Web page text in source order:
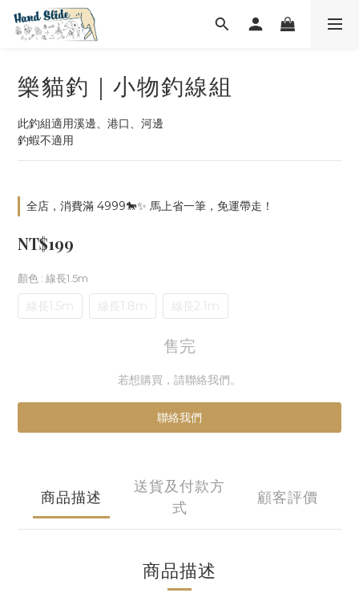
樂貓釣｜小物釣線組
此釣組適用溪邊、港口、河邊
釣蝦不適用
全店，消費滿 4999🐎✨ 馬上省一筆，免運帶走！
NT$199
顏色 : 線長1.5m
線長1.5m 線長1.8m 線長2.1m
售完
若想購買，請聯絡我們。
聯絡我們
商品描述
送貨及付款方
式
顧客評價
商品描述